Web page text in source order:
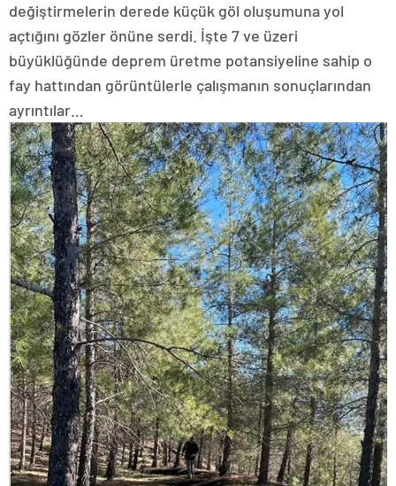
değiştirmelerin derede küçük göl oluşumuna yol
açtığını gözler önüne serdi. İşte 7 ve üzeri
büyüklüğünde deprem üretme potansiyeline sahip o
fay hattından görüntülerle çalışmanın sonuçlarından
ayrıntılar…